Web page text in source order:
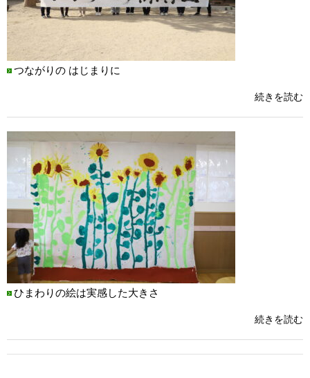
つながりの はじまりに
続きを読む
ひまわりの絵は実感した大きさ
続きを読む